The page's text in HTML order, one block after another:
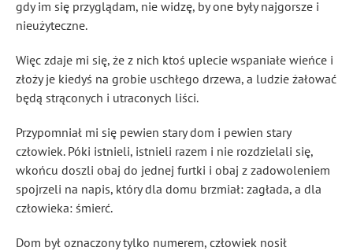
gdy im się przyglądam, nie widzę, by one były najgorsze i
nieużyteczne.
Więc zdaje mi się, że z nich ktoś uplecie wspaniałe wieńce i
złoży je kiedyś na grobie uschłego drzewa, a ludzie żałować
będą strąconych i utraconych liści.
Przypomniał mi się pewien stary dom i pewien stary
człowiek. Póki istnieli, istnieli razem i nie rozdzielali się,
wkońcu doszli obaj do jednej furtki i obaj z zadowoleniem
spojrzeli na napis, który dla domu brzmiał: zagłada, a dla
człowieka: śmierć.
Dom był oznaczony tylko numerem, człowiek nosił